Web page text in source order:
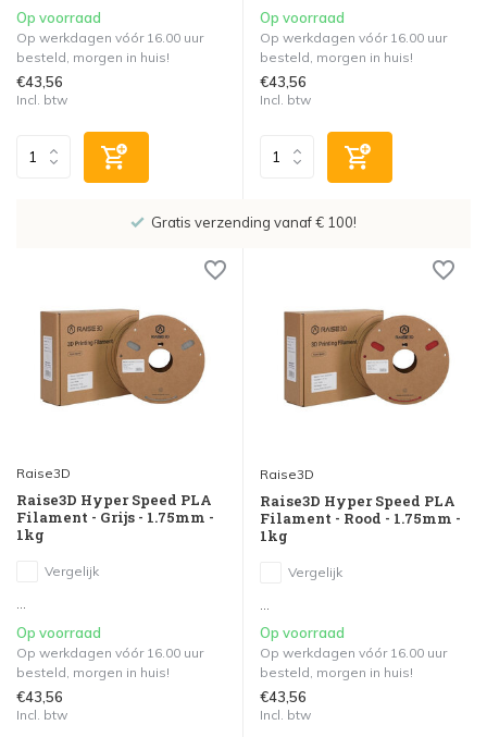
Op voorraad
Op werkdagen vóór 16.00 uur
besteld, morgen in huis!
€43,56
Incl. btw
Op voorraad
Op werkdagen vóór 16.00 uur
besteld, morgen in huis!
€43,56
Incl. btw
Gratis verzending vanaf € 100!
Raise3D
Raise3D Hyper Speed PLA
Filament - Grijs - 1.75mm -
1kg
Vergelijk
...
Op voorraad
Op werkdagen vóór 16.00 uur
besteld, morgen in huis!
€43,56
Incl. btw
Raise3D
Raise3D Hyper Speed PLA
Filament - Rood - 1.75mm -
1kg
Vergelijk
...
Op voorraad
Op werkdagen vóór 16.00 uur
besteld, morgen in huis!
€43,56
Incl. btw